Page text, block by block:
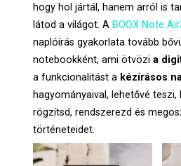
hogy hol jártál, hanem arról is
látod a világot. A BOOX Note
naplóírás gyakorlata tovább
notebookként, ami ötvözia
a funkcionalitást a kézírásos
hagyományaival, lehetővé teszi,
rögzítsd, rendszerezd és
történeteidet.